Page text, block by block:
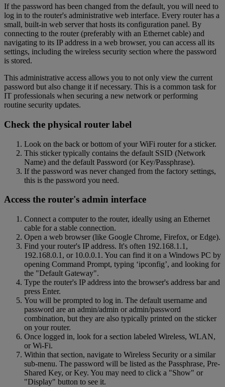
If the password has been changed from the default, you will need to
log in to the router's administrative web interface. Every router has a
small, built-in web server that hosts its configuration panel. By
connecting to the router (preferably with an Ethernet cable) and
navigating to its IP address in a web browser, you can access all its
settings, including the wireless security section where the password
is stored.
This administrative access allows you to not only view the current
password but also change it if necessary. This is a common task for
IT professionals when securing a new network or performing
routine security updates.
Check the physical router label
Look on the back or bottom of your WiFi router for a sticker.
This sticker typically contains the default SSID (Network
Name) and the default Password (or Key/Passphrase).
If the password was never changed from the factory settings,
this is the password you need.
Access the router's admin interface
Connect a computer to the router, ideally using an Ethernet
cable for a stable connection.
Open a web browser (like Google Chrome, Firefox, or Edge).
Find your router's IP address. It's often 192.168.1.1,
192.168.0.1, or 10.0.0.1. You can find it on a Windows PC by
opening Command Prompt, typing ‘ipconfig’, and looking for
the "Default Gateway".
Type the router's IP address into the browser's address bar and
press Enter.
You will be prompted to log in. The default username and
password are an admin/admin or admin/password
combination, but they are also typically printed on the sticker
on your router.
Once logged in, look for a section labeled Wireless, WLAN,
or Wi-Fi.
Within that section, navigate to Wireless Security or a similar
sub-menu. The password will be listed as the Passphrase, Pre-
Shared Key, or Key. You may need to click a "Show" or
"Display" button to see it.